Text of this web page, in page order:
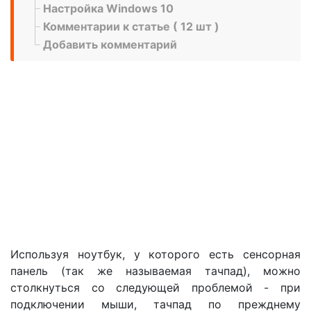
Настройка Windows 10
Комментарии к статье ( 12 шт )
Добавить комментарий
Используя ноутбук, у которого есть сенсорная
панель (так же называемая тачпад), можно
столкнуться со следующей проблемой - при
подключении мыши, тачпад по прежднему